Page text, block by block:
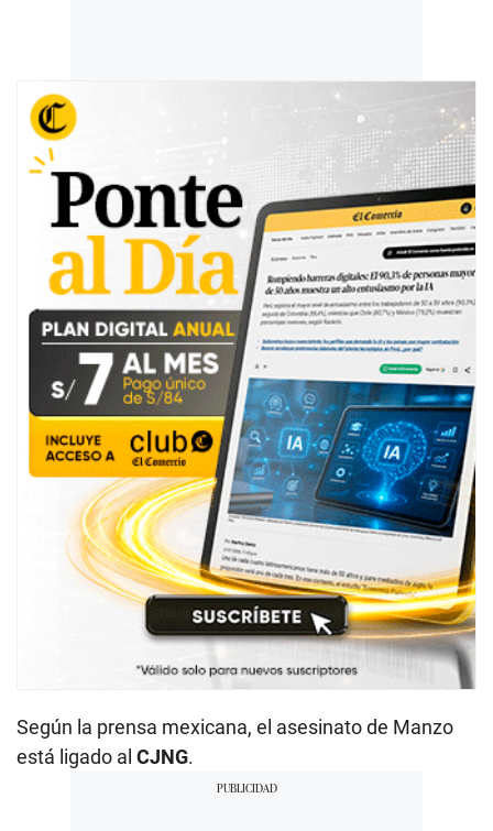
Según la prensa mexicana, el asesinato de Manzo
está ligado al CJNG.